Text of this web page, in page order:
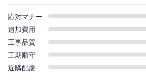
応対マナー
追加費用
工事品質
工期順守
近隣配慮